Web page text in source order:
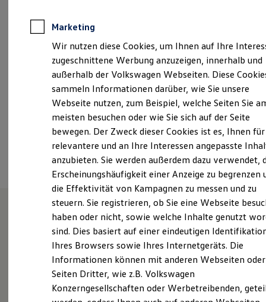
Elektroautos
ID. Tutorials
Elektrofahrzeugkonzepte
Reichweite
Reichweite der ID. Modelle
Reichweite im Winter
Laden
Laden unterwegs
Laden Zuhause
Ladestationen finden
Ladezeitensimulator
Batterie
Sicherheit
Garantie und Lebensdauer
Nachhaltigkeit
Technologie
Kosten und Kauf
Verbrauchskosten
Kaufoptionen
E-Auto-Förderung
Software und Konnektivität
ID. Software Versionen und Updates
Digitale Extras
Schnittstellen zu Ihrem ID.
schwabengarage-vaihingen.gf@partner.skoda-
auto.de
Montag Freitag 07:00 18:00
Samstag
09:00-13:00 Uhr
Sonntag
Geschlossen
Ansprechpartner
Herzlich Willkommen bei Emil
Frey EF S Automobile in
Stuttgart-Vaihingen
Marketing
Wir nutzen diese Cookies, um Ihnen auf Ihre
zugeschnittene Werbung anzuzeigen, innerhalb und
außerhalb der Volkswagen Webseiten. Diese
sammeln Informationen darüber, wie Sie unsere
Webseite nutzen, zum Beispiel, welche Seiten Sie
meisten besuchen oder wie Sie sich auf der Seite
bewegen. Der Zweck dieser Cookies ist es, Ihnen für
relevantere und an Ihre Interessen angepasste
anzubieten. Sie werden außerdem dazu verwendet,
Erscheinungshäufigkeit einer Anzeige zu begrenzen
die Effektivität von Kampagnen zu messen und zu
steuern. Sie registrieren, ob Sie eine Webseite
haben oder nicht, sowie welche Inhalte genutzt
sind. Dies basiert auf einer eindeutigen
Ihres Browsers sowie Ihres Internetgeräts. Die
Informationen können mit anderen Webseiten oder
Seiten Dritter, wie z.B. Volkswagen
Konzerngesellschaften oder Werbetreibenden,